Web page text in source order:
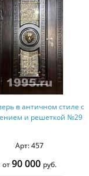
Дверь со стеклом и
МДФ №15
Арт: 212
от50 000